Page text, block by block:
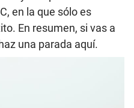
en la que sólo es
En resumen, si vas a
una parada aquí.